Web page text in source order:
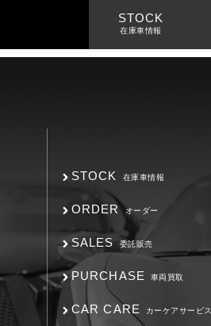
STOCK
在庫車情報
ァンキッシュ
STOCK 在庫車情報
ORDER オーダー
SALES 委託販売
PURCHASE 車両買取
CAR CARE カーケアサービス